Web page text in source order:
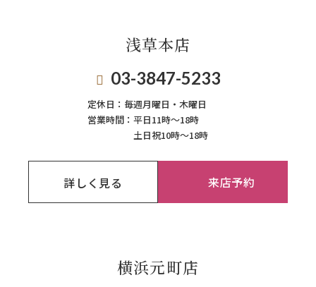
浅草本店
03-3847-5233
定休日： 毎週月曜日・木曜日
営業時間： 平日11時～18時
土日祝10時～18時
詳しく見る 来店予約
横浜元町店